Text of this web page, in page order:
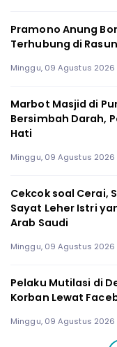
Pramono Anung
Terhubung di
Minggu, 09 Agustus 2026
Marbot Masjid di
Bersimbah Darah,
Hati
Minggu, 09 Agustus 2026
Cekcok soal Cerai,
Sayat Leher Istri
Arab Saudi
Minggu, 09 Agustus 2026
Pelaku Mutilasi di
Korban Lewat
Minggu, 09 Agustus 2026